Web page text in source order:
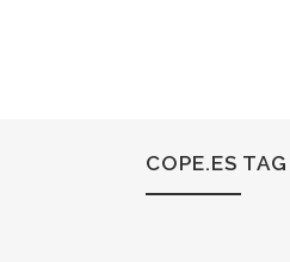
COPE.ES TAG